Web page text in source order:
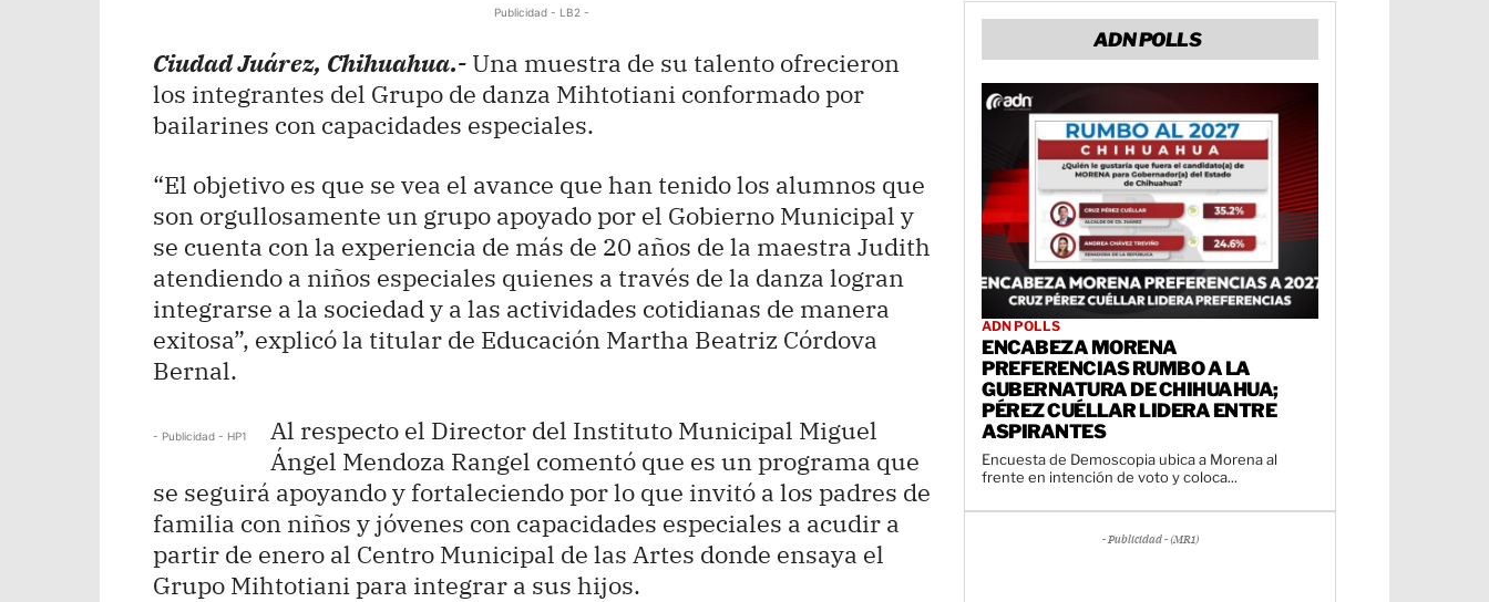
Publicidad - LB2 -
Ciudad Juárez, Chihuahua.- Una muestra de su talento ofrecieron
los integrantes del Grupo de danza Mihtotiani conformado por
bailarines con capacidades especiales.
“El objetivo es que se vea el avance que han tenido los alumnos que
son orgullosamente un grupo apoyado por el Gobierno Municipal y
se cuenta con la experiencia de más de 20 años de la maestra Judith
atendiendo a niños especiales quienes a través de la danza logran
integrarse a la sociedad y a las actividades cotidianas de manera
exitosa”, explicó la titular de Educación Martha Beatriz Córdova
Bernal.
- Publicidad - HP1
Al respecto el Director del Instituto Municipal Miguel
Ángel Mendoza Rangel comentó que es un programa que
se seguirá apoyando y fortaleciendo por lo que invitó a los padres de
familia con niños y jóvenes con capacidades especiales a acudir a
partir de enero al Centro Municipal de las Artes donde ensaya el
Grupo Mihtotiani para integrar a sus hijos.
ADN POLLS
ADN POLLS
ENCABEZA MORENA
PREFERENCIAS RUMBO A LA
GUBERNATURA DE CHIHUAHUA;
PÉREZ CUÉLLAR LIDERA ENTRE
ASPIRANTES
Encuesta de Demoscopia ubica a Morena al
frente en intención de voto y coloca...
- Publicidad - (MR1)